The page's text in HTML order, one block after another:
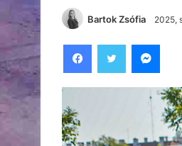
Bartok Zsófia 2025,